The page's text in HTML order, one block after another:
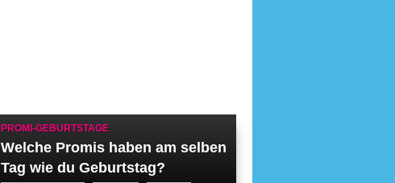
PROMI-GEBURTSTAGE
Welche Promis haben am selben
Tag wie du Geburtstag?